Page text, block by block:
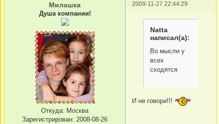
2009-11-27 22:44:29
Милашка
Душа компании!
Откуда: Москва
Зарегистрирован: 2008-08-26
Natta
написал(а):
Во мысли у
всех
сходятся
И не говори!!!